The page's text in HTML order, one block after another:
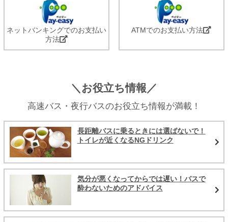
ネットバンキングでのお支払い
方法
ATMでのお支払い方法
＼お役立ち情報／
高速バス・夜行バスのお役立ち情報が満載！
長距離バスに乗るときには選ばないで！
トイレが近くなるNGドリンク
気分が悪くなってからでは遅い！バスで
酔わないためのアドバイス